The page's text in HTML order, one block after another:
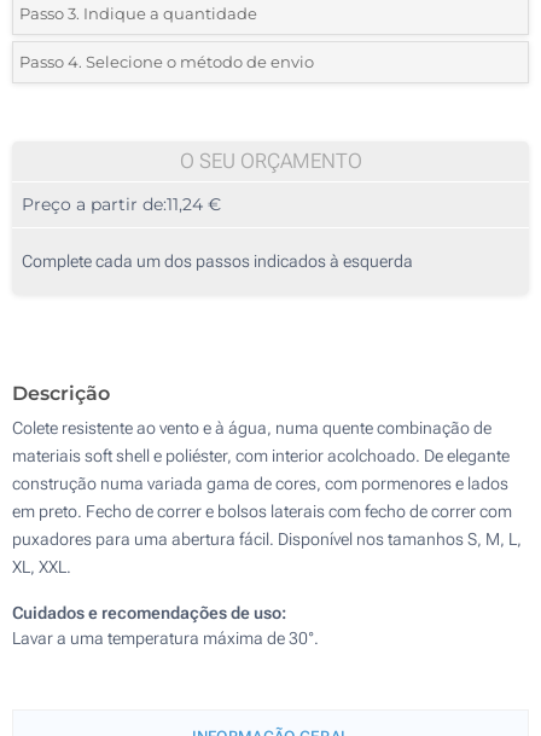
*Selecione o tipo de marcação e as cores do logotipo:
1 Cor (Num lado)
Passo 3. Indique a quantidade
*Pedido mínimo 5 (total de pedido)
Calcular preço
Passo 4. Selecione o método de envio
O SEU ORÇAMENTO
Preço a partir de:11,24 €
Complete cada um dos passos indicados à esquerda
Descrição
Colete resistente ao vento e à água, numa quente combinação de
materiais soft shell e poliéster, com interior acolchoado. De elegante
construção numa variada gama de cores, com pormenores e lados
em preto. Fecho de correr e bolsos laterais com fecho de correr com
puxadores para uma abertura fácil. Disponível nos tamanhos S, M, L,
XL, XXL.
Cuidados e recomendações de uso:
Lavar a uma temperatura máxima de 30°.